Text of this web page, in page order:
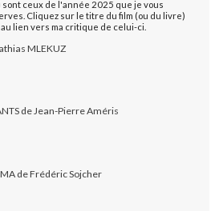
ceux de l'année 2025 que je vous
Cliquez sur le titre du film (ou du livre)
lien vers ma critique de celui-ci.
MLEKUZ
de Jean-Pierre Améris
de Frédéric Sojcher